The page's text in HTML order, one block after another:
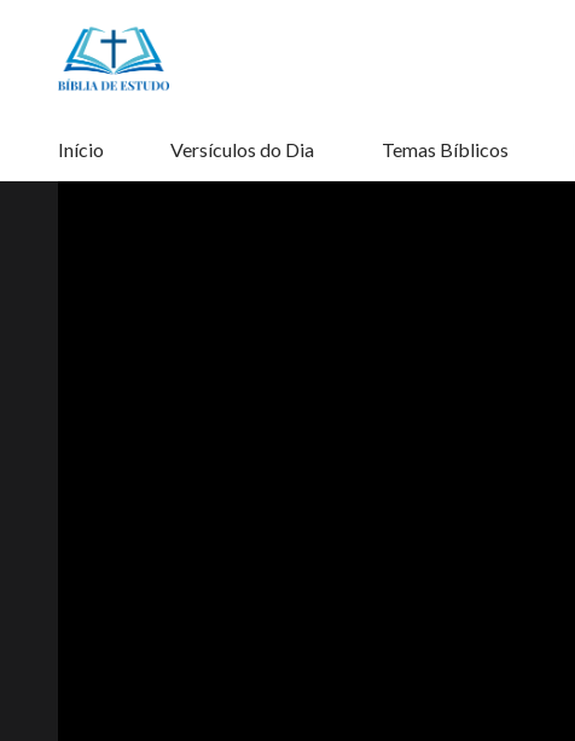
Início Versículos do Dia Temas Bíblicos